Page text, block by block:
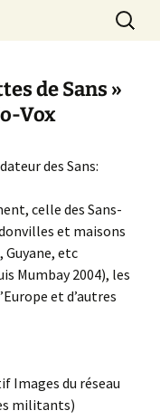
de Sans »
Vox
des Sans:
celle des Sans-
et maisons
etc
Mumbay 2004), les
et d’autres
Images du réseau
militants)